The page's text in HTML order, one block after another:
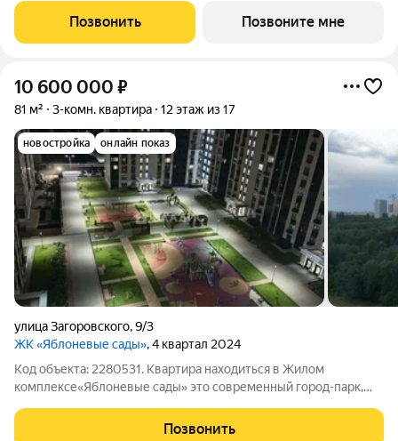
Позвонить Позвоните мне
10 600 000 ₽
81 м² 3-комн. квартира 12 этаж из 17
новостройка онлайн показ
улица Загоровского,9/3
ЖК «Яблоневые сады», 4 квартал 2024
Код объекта: 2280531. Квартира находиться в Жилом
комплексе«Яблоневые сады» это современный город-парк,
расположен в одном из самых динамично развивающихся
Позвонить